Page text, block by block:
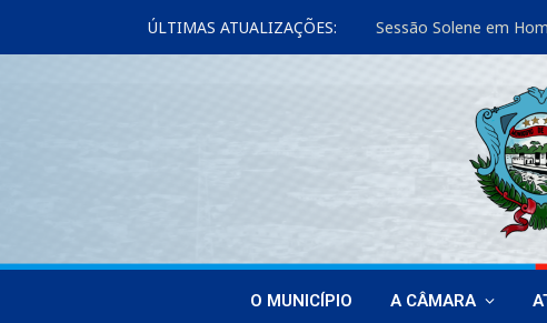
ÚLTIMAS ATUALIZAÇÕES: Sessão Solene em
O MUNICÍPIO A CÂMARA